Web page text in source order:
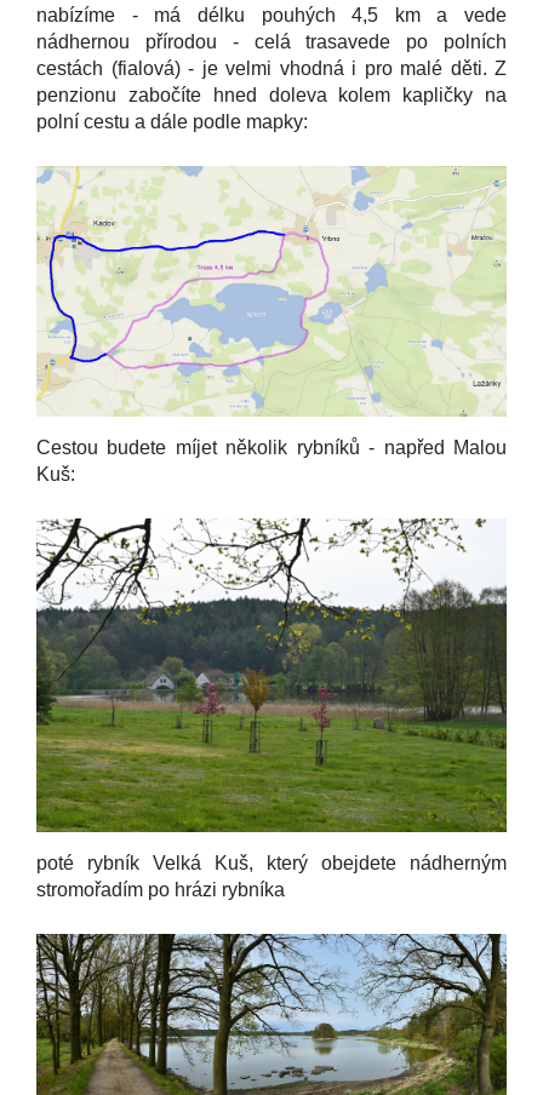
nabízíme - má délku pouhých 4,5 km a vede
nádhernou přírodou - celá trasavede po polních
cestách (fialová) - je velmi vhodná i pro malé děti. Z
penzionu zabočíte hned doleva kolem kapličky na
polní cestu a dále podle mapky:
Cestou budete míjet několik rybníků - napřed Malou
Kuš:
poté rybník Velká Kuš, který obejdete nádherným
stromořadím po hrázi rybníka